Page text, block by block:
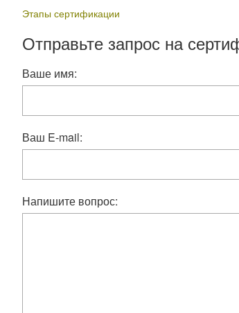
Этапы сертификации
Отправьте запрос на
Ваше имя:
Ваш E-mail:
Напишите вопрос: